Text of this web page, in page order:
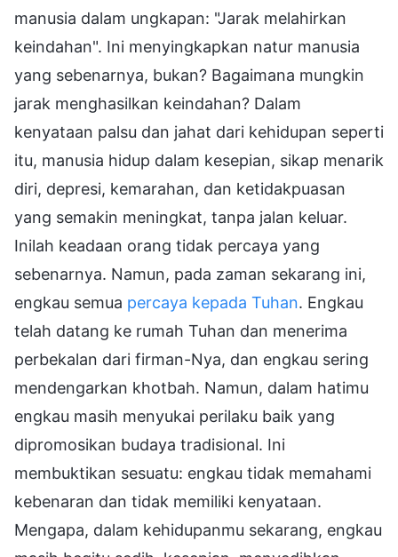
manusia dalam ungkapan: "Jarak melahirkan
keindahan". Ini menyingkapkan natur manusia
yang sebenarnya, bukan? Bagaimana mungkin
jarak menghasilkan keindahan? Dalam
kenyataan palsu dan jahat dari kehidupan seperti
itu, manusia hidup dalam kesepian, sikap menarik
diri, depresi, kemarahan, dan ketidakpuasan
yang semakin meningkat, tanpa jalan keluar.
Inilah keadaan orang tidak percaya yang
sebenarnya. Namun, pada zaman sekarang ini,
engkau semua percaya kepada Tuhan. Engkau
telah datang ke rumah Tuhan dan menerima
perbekalan dari firman-Nya, dan engkau sering
mendengarkan khotbah. Namun, dalam hatimu
engkau masih menyukai perilaku baik yang
dipromosikan budaya tradisional. Ini
membuktikan sesuatu: engkau tidak memahami
kebenaran dan tidak memiliki kenyataan.
Mengapa, dalam kehidupanmu sekarang, engkau